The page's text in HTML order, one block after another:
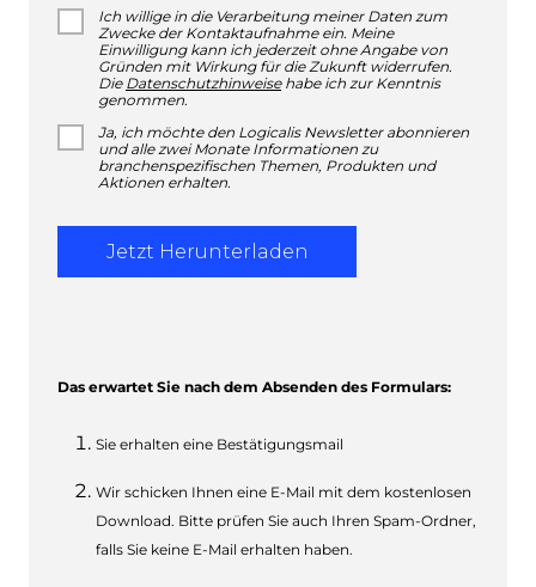
Das erwartet Sie nach dem Absenden des Formulars:
Sie erhalten eine Bestätigungsmail
Wir schicken Ihnen eine E-Mail mit dem kostenlosen
Download. Bitte prüfen Sie auch Ihren Spam-Ordner,
falls Sie keine E-Mail erhalten haben.